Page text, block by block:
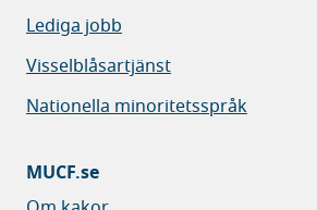
Lediga jobb
Visselblåsartjänst
Nationella minoritetsspråk
MUCF.se